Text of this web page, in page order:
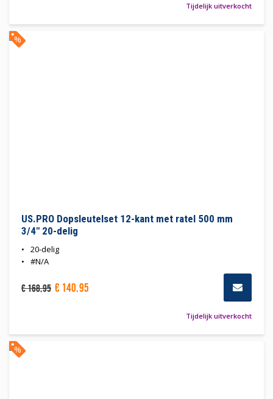
Tijdelijk uitverkocht
US.PRO Dopsleutelset 12-kant met ratel 500 mm
3/4" 20-delig
20-delig
#N/A
€168,95 € 140,95
Tijdelijk uitverkocht
%
%